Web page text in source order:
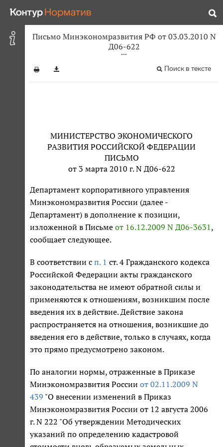
Письмо Минэкономразвития РФ от 03.03.2010 N
Д06-622
Поиск в тексте
МИНИСТЕРСТВО ЭКОНОМИЧЕСКОГО
РАЗВИТИЯ РОССИЙСКОЙ ФЕДЕРАЦИИ
ПИСЬМО
от 3 марта 2010 г. N Д06-622
Департамент корпоративного управления
Минэкономразвития России (далее -
Департамент) в дополнение к позиции,
изложенной в Письме от 16.12.2009 N Д06-3631 ,
сообщает следующее.
В соответствии с п. 1 ст. 4 Гражданского кодекса
Российской Федерации акты гражданского
законодательства не имеют обратной силы и
применяются к отношениям, возникшим после
введения их в действие. Действие закона
распространяется на отношения, возникшие до
введения его в действие, только в случаях, когда
это прямо предусмотрено законом.
По аналогии нормы, отраженные в Приказе
Минэкономразвития России от 02.11.2009 N
439 "О внесении изменений в Приказ
Минэкономразвития России от 12 августа 2006
г. N 222 "Об утверждении Методических
указаний по определению кадастровой